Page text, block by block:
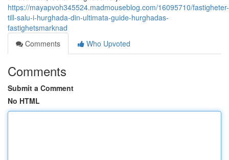
https://mayapvoh345524.madmouseblog.com/16095710/fastigheter-
till-salu-i-hurghada-din-ultimata-guide-hurghadas-
fastighetsmarknad
Comments
Who Upvoted
Comments
Submit a Comment
No HTML